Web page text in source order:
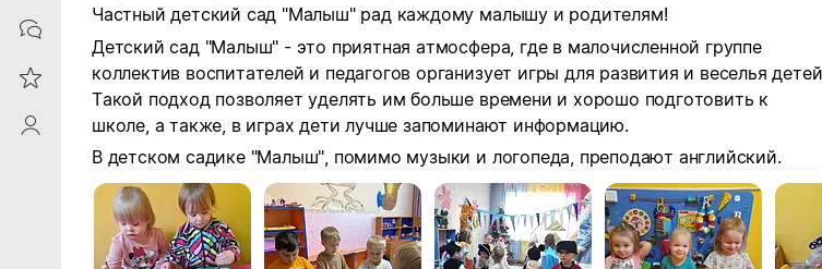
Contacts
Reviews
ProfileSaby
Частный детский сад "Малыш" рад каждому малышу и родителям!
Детский сад "Малыш" - это приятная атмосфера, где в малочисленной группе
коллектив воспитателей и педагогов организует игры для развития и веселья
Такой подход позволяет уделять им больше времени и хорошо подготовить к
школе, а также, в играх дети лучше запоминают информацию.
В детском садике "Малыш", помимо музыки и логопеда, преподают английский.